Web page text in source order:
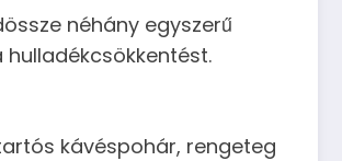
néhány egyszerű
kávéspohár, rengeteg